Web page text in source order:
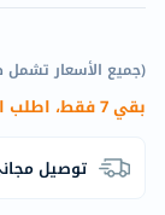
(جميع الأسعار تشمل
بقي 7 فقط، اطلب الآن
توصيل